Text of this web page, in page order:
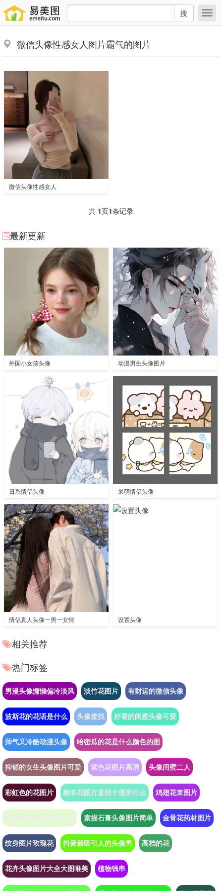
搜
微信头像性感女人图片霸气的图片
微信头像性感女人
共 1页1条记录
最新更新
外国小女孩头像 动漫男生头像图片
日系情侣头像 呆萌情侣头像
情侣真人头像一男一女情 设置头像
相关推荐
热门标签
男漫头像慵懒偏冷淡风 淡竹花图片 有财运的微信头像
波斯花的花语是什么 头像查找 好看的闺蜜头像可爱
帅气又冷酷动漫头像 哈密瓜的花是什么颜色的图
抑郁的女生头像图片可爱 紫色花图片高清 头像闺蜜二人
彩虹色的花图片 耐冬花图片直径十厘米什么 鸡翅花束图片
红玫瑰花图片唯美一朵 素描石膏头像图片简单 金骨花药材图片
纹身图片玫瑰花 抖音最吸引人的头像男 高档的花
花卉头像图片大全大图唯美 植物钱串